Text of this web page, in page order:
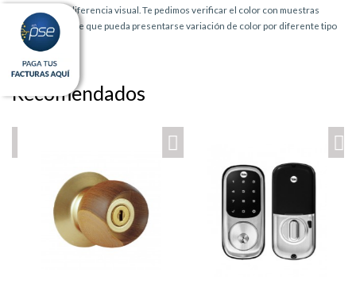
provocar una diferencia visual. Te pedimos verificar el color con muestras
físicas. Es posible que pueda presentarse variación de color por diferente tipo
de producto.
Recomendados